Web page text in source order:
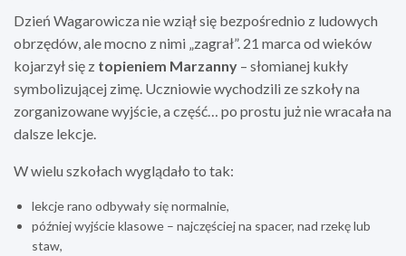
Dzień Wagarowicza nie wziął się bezpośrednio z ludowych
obrzędów, ale mocno z nimi „zagrał”. 21 marca od wieków
kojarzył się z topieniem Marzanny – słomianej kukły
symbolizującej zimę. Uczniowie wychodzili ze szkoły na
zorganizowane wyjście, a część… po prostu już nie wracała na
dalsze lekcje.
W wielu szkołach wyglądało to tak:
lekcje rano odbywały się normalnie,
później wyjście klasowe – najczęściej na spacer, nad rzekę lub
staw,